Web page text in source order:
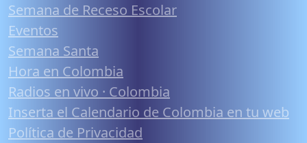
Semana de Receso Escolar
Eventos
Semana Santa
Hora en Colombia
Radios en vivo · Colombia
Inserta el Calendario de Colombia en tu web
Política de Privacidad